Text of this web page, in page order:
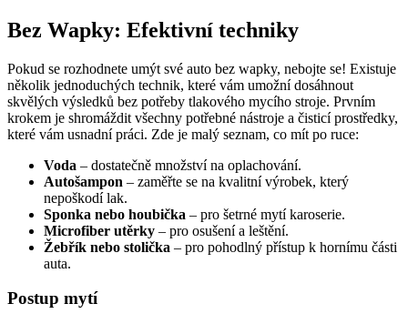
Bez Wapky: Efektivní techniky
Pokud se rozhodnete umýt své auto bez wapky, nebojte se! Existuje
několik jednoduchých technik, které vám umožní dosáhnout
skvělých výsledků bez potřeby tlakového mycího stroje. Prvním
krokem je shromáždit všechny potřebné nástroje a čisticí prostředky,
které vám usnadní práci. Zde je malý seznam, co mít po ruce:
Voda – dostatečně množství na oplachování.
Autošampon – zaměřte se na kvalitní výrobek, který
nepoškodí lak.
Sponka nebo houbička – pro šetrné mytí karoserie.
Microfiber utěrky – pro osušení a leštění.
Žebřík nebo stolička – pro pohodlný přístup k hornímu části
auta.
Postup mytí